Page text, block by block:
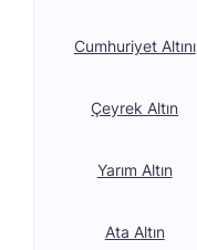
Cumhuriyet Altını
Çeyrek Altın
Yarım Altın
Ata Altın